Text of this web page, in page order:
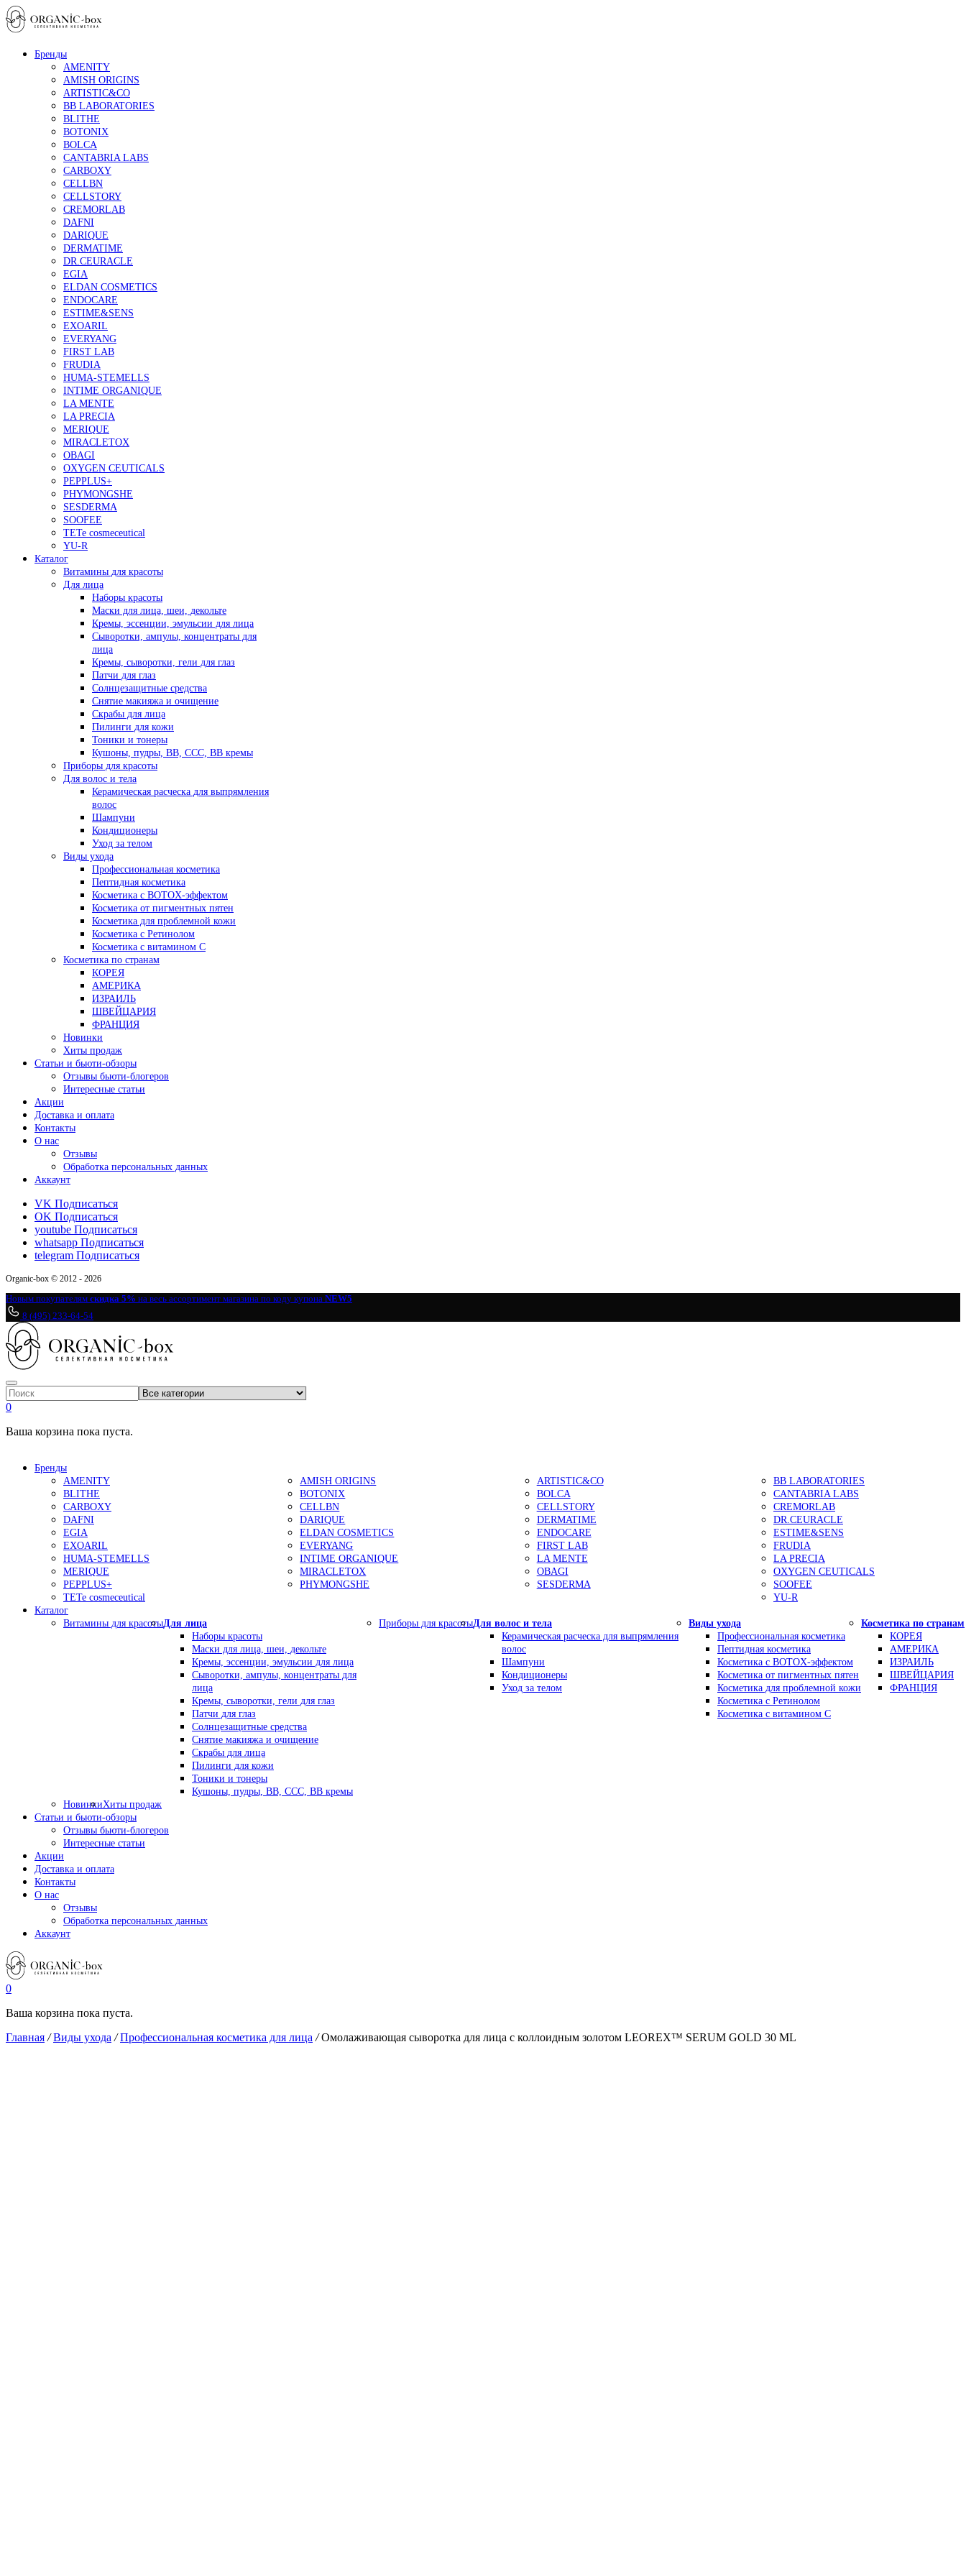
Бренды
AMENITY
AMISH ORIGINS
ARTISTIC&CO
BB LABORATORIES
BLITHE
BOTONIX
BOLCA
CANTABRIA LABS
CARBOXY
CELLBN
CELLSTORY
CREMORLAB
DAFNI
DARIQUE
DERMATIME
DR.CEURACLE
EGIA
ELDAN COSMETICS
ENDOCARE
ESTIME&SENS
EXOARIL
EVERYANG
FIRST LAB
FRUDIA
HUMA-STEMELLS
INTIME ORGANIQUE
LA MENTE
LA PRECIA
MERIQUE
MIRACLETOX
OBAGI
OXYGEN CEUTICALS
PEPPLUS+
PHYMONGSHE
SESDERMA
SOOFEE
TETe cosmeceutical
YU-R
Каталог
Витамины для красоты
Для лица
Наборы красоты
Маски для лица, шеи, декольте
Кремы, эссенции, эмульсии для лица
Сыворотки, ампулы, концентраты для
лица
Кремы, сыворотки, гели для глаз
Патчи для глаз
Солнцезащитные средства
Снятие макияжа и очищение
Скрабы для лица
Пилинги для кожи
Тоники и тонеры
Кушоны, пудры, ВВ, ССС, ВВ кремы
Приборы для красоты
Для волос и тела
Керамическая расческа для выпрямления
волос
Шампуни
Кондиционеры
Уход за телом
Виды ухода
Профессиональная косметика
Пептидная косметика
Косметика с BOTOX-эффектом
Косметика от пигментных пятен
Косметика для проблемной кожи
Косметика с Ретинолом
Косметика с витамином С
Косметика по странам
КОРЕЯ
АМЕРИКА
ИЗРАИЛЬ
ШВЕЙЦАРИЯ
ФРАНЦИЯ
Новинки
Хиты продаж
Статьи и бьюти-обзоры
Отзывы бьюти-блогеров
Интересные статьи
Акции
Доставка и оплата
Контакты
О нас
Отзывы
Обработка персональных данных
Аккаунт
VK Подписаться
OK Подписаться
youtube Подписаться
whatsapp Подписаться
telegram Подписаться
Organic-box © 2012 - 2026
Новым покупателям скидка 5% на весь ассортимент магазина по коду купона NEW5
8 (495) 233-64-54
0
Ваша корзина пока пуста.
Бренды
AMENITY
AMISH ORIGINS ARTISTIC&CO
BB LABORATORIES
BLITHE
BOTONIX BOLCA
CANTABRIA LABS
CARBOXY
CELLBN CELLSTORY
CREMORLAB
DAFNI
DARIQUE DERMATIME
DR.CEURACLE
EGIA
ELDAN COSMETICS ENDOCARE
ESTIME&SENS
EXOARIL
EVERYANG FIRST LAB
FRUDIA
HUMA-STEMELLS
INTIME ORGANIQUE LA MENTE
LA PRECIA
MERIQUE
MIRACLETOX OBAGI
OXYGEN CEUTICALS
PEPPLUS+
PHYMONGSHE SESDERMA
SOOFEE
TETe cosmeceutical
YU-R
Каталог
Витамины для красотыДля лица
Наборы красоты
Маски для лица, шеи, декольте
Кремы, эссенции, эмульсии для лица
Сыворотки, ампулы, концентраты для
лица
Кремы, сыворотки, гели для глаз
Патчи для глаз
Солнцезащитные средства
Снятие макияжа и очищение
Скрабы для лица
Пилинги для кожи
Тоники и тонеры
Кушоны, пудры, ВВ, ССС, ВВ кремы
Приборы для красотыДля волос и тела
Керамическая расческа для выпрямления
волос
Шампуни
Кондиционеры
Уход за телом
Виды ухода
Профессиональная косметика
Пептидная косметика
Косметика с BOTOX-эффектом
Косметика от пигментных пятен
Косметика для проблемной кожи
Косметика с Ретинолом
Косметика с витамином С
Косметика по странам
КОРЕЯ
АМЕРИКА
ИЗРАИЛЬ
ШВЕЙЦАРИЯ
ФРАНЦИЯ
НовинкиХиты продаж
Статьи и бьюти-обзоры
Отзывы бьюти-блогеров
Интересные статьи
Акции
Доставка и оплата
Контакты
О нас
Отзывы
Обработка персональных данных
Аккаунт
0
Ваша корзина пока пуста.
Главная /Виды ухода /Профессиональная косметика для лица /Омолаживающая сыворотка для лица с коллоидным золотом LEOREX™ SERUM GOLD 30 ML